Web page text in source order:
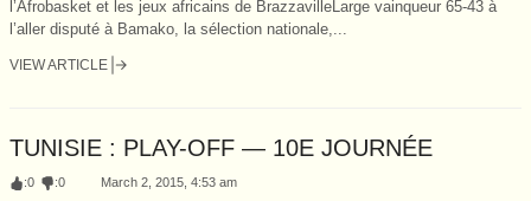
l’Afrobasket et les jeux africains de BrazzavilleLarge vainqueur 65-43 à
l’aller disputé à Bamako, la sélection nationale,...
VIEW ARTICLE
TUNISIE : PLAY-OFF — 10E JOURNÉE
:0 :0 March 2, 2015, 4:53 am